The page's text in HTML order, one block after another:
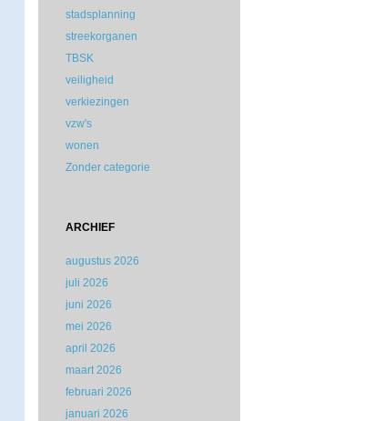
stadsplanning
streekorganen
TBSK
veiligheid
verkiezingen
vzw's
wonen
Zonder categorie
ARCHIEF
augustus 2026
juli 2026
juni 2026
mei 2026
april 2026
maart 2026
februari 2026
januari 2026